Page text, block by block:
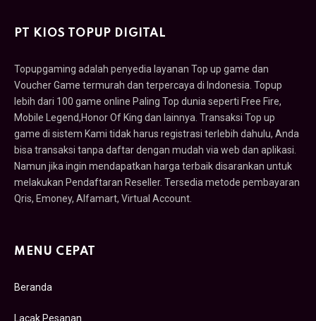
PT KIOS TOPUP DIGITAL
Topupgaming adalah penyedia layanan Top up game dan
Voucher Game termurah dan terpercaya di Indonesia. Topup
lebih dari 100 game online Paling Top dunia seperti Free Fire,
Mobile Legend,Honor Of King dan lainnya. Transaksi Top up
game di sistem Kami tidak harus registrasi terlebih dahulu, Anda
bisa transaksi tanpa daftar dengan mudah via web dan aplikasi.
Namun jika ingin mendapatkan harga terbaik disarankan untuk
melakukan Pendaftaran Reseller. Tersedia metode pembayaran
Qris, Emoney, Alfamart, Virtual Account.
MENU CEPAT
Beranda
Lacak Pesanan